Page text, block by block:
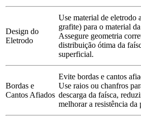
Design do
Eletrodo
Use material de eletrodo
grafite) para o material
Assegure geometria
distribuição ótima da
superficial.
Bordas e
Cantos Afiados
Evite bordas e cantos
Use raios ou chanfros
descarga da faísca,
melhorar a resistência da